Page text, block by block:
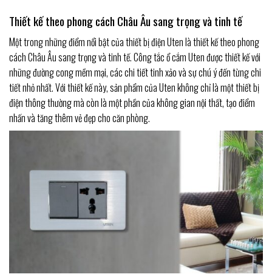
Thiết kế theo phong cách Châu Âu sang trọng và tinh tế
Một trong những điểm nổi bật của thiết bị điện Uten là thiết kế theo phong
cách Châu Âu sang trọng và tinh tế. Công tắc ổ cắm Uten được thiết kế với
những đường cong mềm mại, các chi tiết tinh xảo và sự chú ý đến từng chi
tiết nhỏ nhất. Với thiết kế này, sản phẩm của Uten không chỉ là một thiết bị
điện thông thường mà còn là một phần của không gian nội thất, tạo điểm
nhấn và tăng thêm vẻ đẹp cho căn phòng.